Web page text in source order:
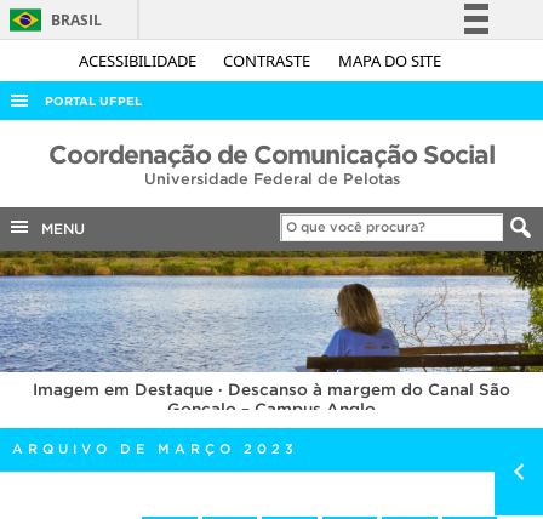
ACESSIBILIDADE CONTRASTE MAPA DO SITE
BRASIL
Simplifique!
Acesso à informação
Legislação
Canais
PORTAL UFPEL
ACESSO À INFORMAÇÃO
COBALTO
CONCURSOS
EDITAIS
INTERNACIONAL
OUVIDORIA
PORTARIAS
TELEFONES
Coordenação de Comunicação Social
Universidade Federal de Pelotas
MENU
Imagem em Destaque · Descanso à margem do Canal São
Gonçalo – Campus Anglo
ARQUIVO DE MARÇO 2023